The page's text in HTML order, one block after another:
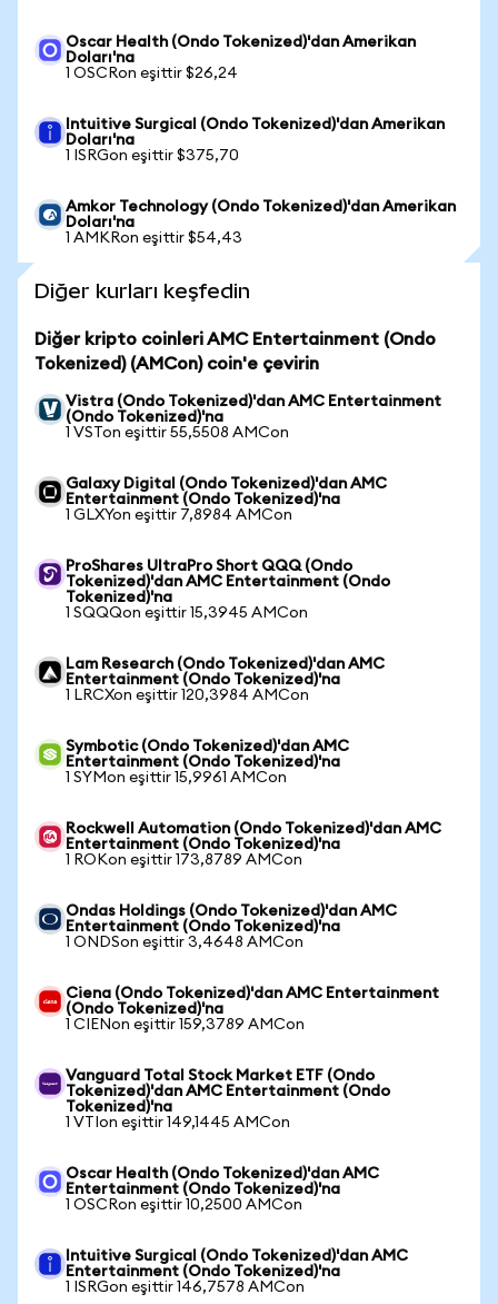
Oscar Health (Ondo Tokenized)'dan Amerikan
Doları'na
1 OSCRon eşittir $26,24
Intuitive Surgical (Ondo Tokenized)'dan Amerikan
Doları'na
1 ISRGon eşittir $375,70
Amkor Technology (Ondo Tokenized)'dan Amerikan
Doları'na
1 AMKRon eşittir $54,43
Diğer kurları keşfedin
Diğer kripto coinleri AMC Entertainment (Ondo
Tokenized) (AMCon) coin'e çevirin
Vistra (Ondo Tokenized)'dan AMC Entertainment
(Ondo Tokenized)'na
1 VSTon eşittir 55,5508 AMCon
Galaxy Digital (Ondo Tokenized)'dan AMC
Entertainment (Ondo Tokenized)'na
1 GLXYon eşittir 7,8984 AMCon
ProShares UltraPro Short QQQ (Ondo
Tokenized)'dan AMC Entertainment (Ondo
Tokenized)'na
1 SQQQon eşittir 15,3945 AMCon
Lam Research (Ondo Tokenized)'dan AMC
Entertainment (Ondo Tokenized)'na
1 LRCXon eşittir 120,3984 AMCon
Symbotic (Ondo Tokenized)'dan AMC
Entertainment (Ondo Tokenized)'na
1 SYMon eşittir 15,9961 AMCon
Rockwell Automation (Ondo Tokenized)'dan AMC
Entertainment (Ondo Tokenized)'na
1 ROKon eşittir 173,8789 AMCon
Ondas Holdings (Ondo Tokenized)'dan AMC
Entertainment (Ondo Tokenized)'na
1 ONDSon eşittir 3,4648 AMCon
Ciena (Ondo Tokenized)'dan AMC Entertainment
(Ondo Tokenized)'na
1 CIENon eşittir 159,3789 AMCon
Vanguard Total Stock Market ETF (Ondo
Tokenized)'dan AMC Entertainment (Ondo
Tokenized)'na
1 VTIon eşittir 149,1445 AMCon
Oscar Health (Ondo Tokenized)'dan AMC
Entertainment (Ondo Tokenized)'na
1 OSCRon eşittir 10,2500 AMCon
Intuitive Surgical (Ondo Tokenized)'dan AMC
Entertainment (Ondo Tokenized)'na
1 ISRGon eşittir 146,7578 AMCon